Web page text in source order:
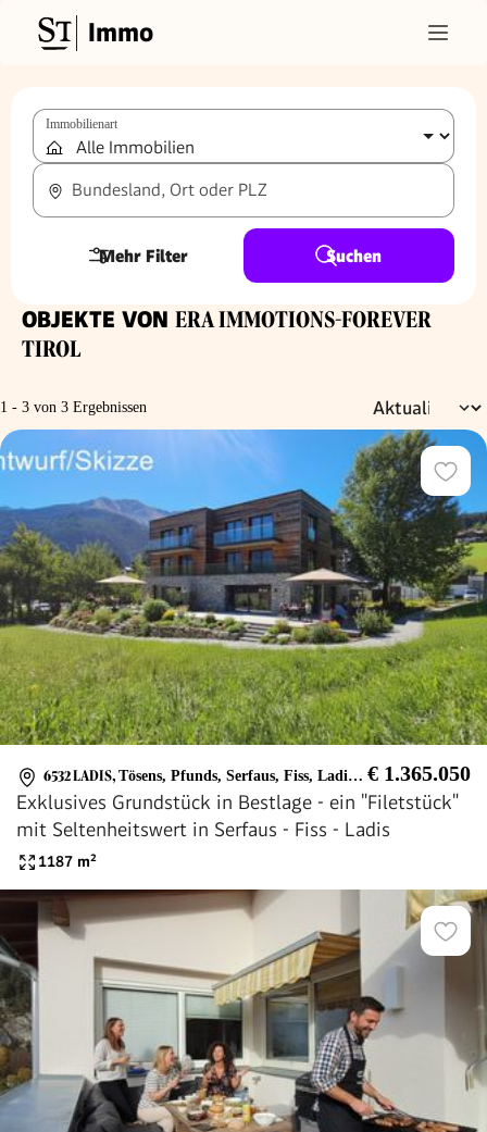
Immo
Immobilienart
Bundesland, Ort oder PLZ
Mehr Filter Suchen
OBJEKTE VON ERA IMMOTIONS-FOREVER
TIROL
1 - 3 von 3 Ergebnissen
6532 LADIS, Tösens, Pfunds, Serfaus, Fiss, Ladis, Nauders, Samnaun, Ischgl, Kaunertal Gletscher, Ried im Oberland, Prutz, Fliess, Zams, Landeck, Kaunertal, Spiss, Fendels, Kauns, Kaunerberg, Faggen, Ried, Urgen, Fließ € 1.365.050
Exklusives Grundstück in Bestlage - ein "Filetstück"
mit Seltenheitswert in Serfaus - Fiss - Ladis
1187 m²